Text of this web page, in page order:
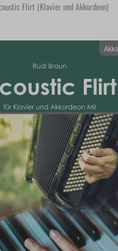
Flirt (Klavier und Akkordeon)